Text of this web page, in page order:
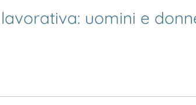
uomini e